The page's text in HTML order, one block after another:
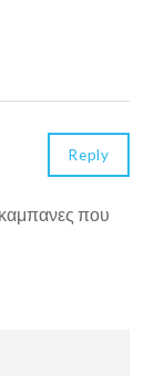
καμπανες που
Reply